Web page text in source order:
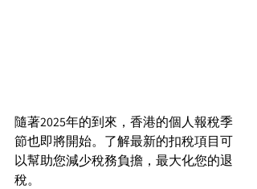
隨著2025年的到來，香港的個人報稅季
節也即將開始。了解最新的扣稅項目可
以幫助您減少稅務負擔，最大化您的退
稅。